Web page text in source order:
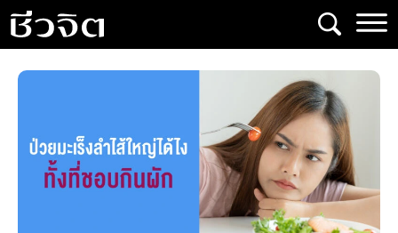
Skip
to
content